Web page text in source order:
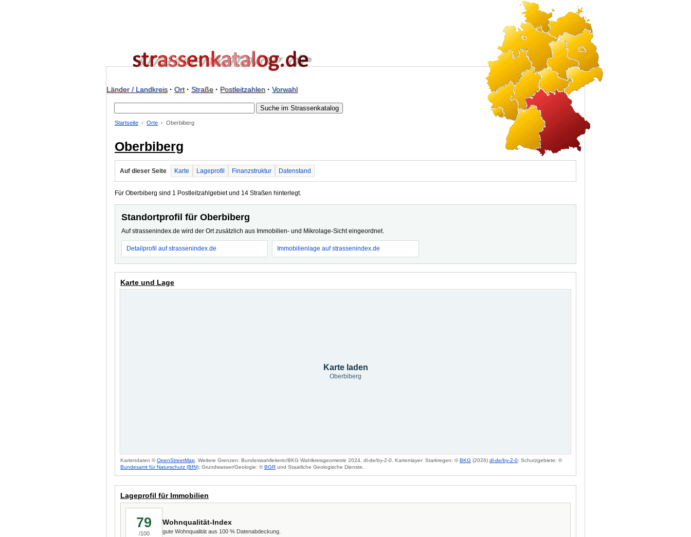
Länder / Landkreis· Ort· Straße· Postleitzahlen· Vorwahl
Startseite Orte Oberbiberg
Oberbiberg
Auf dieser Seite Karte Lageprofil Finanzstruktur Datenstand
Für Oberbiberg sind 1 Postleitzahlgebiet und 14 Straßen hinterlegt.
Standortprofil für Oberbiberg
Auf strassenindex.de wird der Ort zusätzlich aus Immobilien- und Mikrolage-Sicht eingeordnet.
Detailprofil auf strassenindex.de Immobilienlage auf strassenindex.de
Karte und Lage
Karte laden
Oberbiberg
Kartendaten ©OpenStreetMap . Weitere Grenzen: Bundeswahlleiterin/BKG Wahlkreisgeometrie 2024, dl-de/by-2-0. Kartenlayer: Starkregen: ©BKG (2026) dl-de/by-2-0; Schutzgebiete: ©
Bundesamt für Naturschutz (BfN); Grundwasser/Geologie: ©BGR und Staatliche Geologische Dienste.
Lageprofil für Immobilien
79
/100
Wohnqualität-Index
gute Wohnqualität aus 100 % Datenabdeckung.